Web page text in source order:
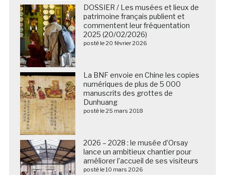
DOSSIER / Les musées et lieux de
patrimoine français publient et
commentent leur fréquentation
2025 (20/02/2026)
posté le 20 février 2026
La BNF envoie en Chine les copies
numériques de plus de 5 000
manuscrits des grottes de
Dunhuang
posté le 25 mars 2018
2026 – 2028 : le musée d’Orsay
lance un ambitieux chantier pour
améliorer l’accueil de ses visiteurs
posté le 10 mars 2026